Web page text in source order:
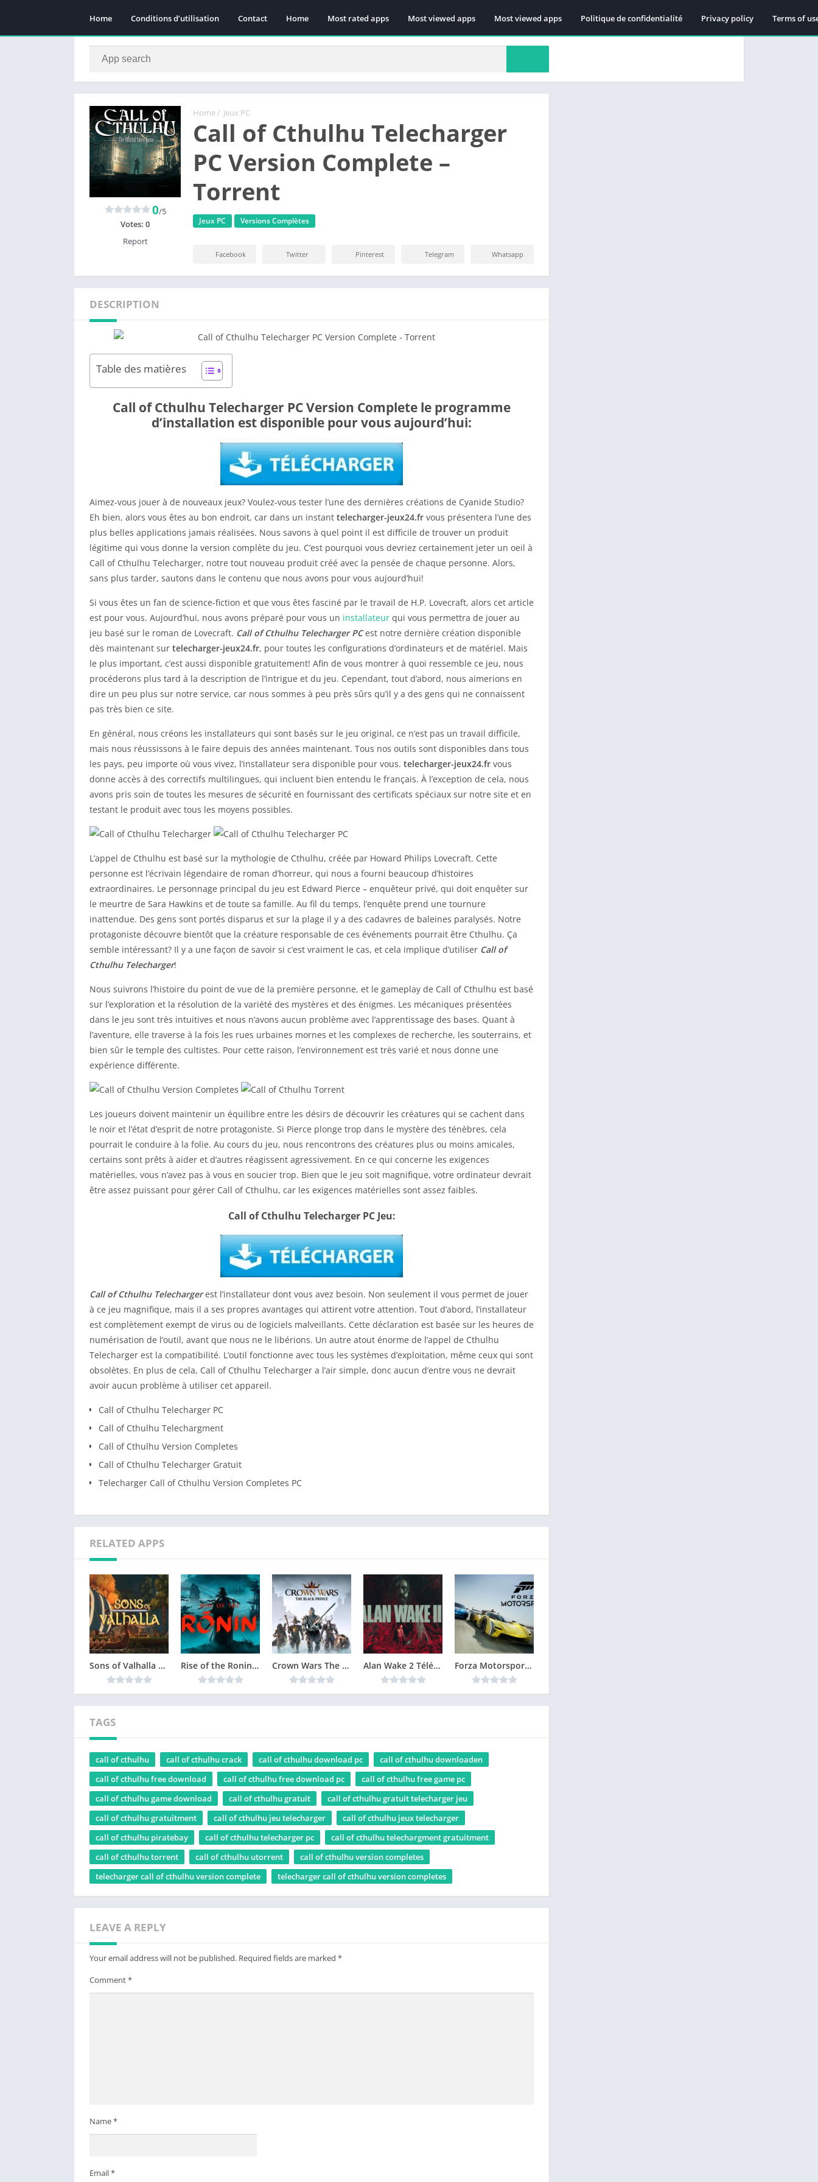
Home Conditions d’utilisation Contact Home Most rated apps Most viewed apps Most viewed apps Politique de confidentialité Privacy policy Terms of
Home / Jeux PC
Call of Cthulhu Telecharger
PC Version Complete –
Torrent
Jeux PC Versions Complètes
0/5
Votes: 0
Report
Facebook Twitter Pinterest Telegram Whatsapp
DESCRIPTION
Table des matières
Call of Cthulhu Telecharger PC Version Complete le programme
d’installation est disponible pour vous aujourd’hui:
Aimez-vous jouer à de nouveaux jeux? Voulez-vous tester l’une des dernières créations de Cyanide Studio?
Eh bien, alors vous êtes au bon endroit, car dans un instant telecharger-jeux24.fr vous présentera l’une des
plus belles applications jamais réalisées. Nous savons à quel point il est difficile de trouver un produit
légitime qui vous donne la version complète du jeu. C’est pourquoi vous devriez certainement jeter un oeil à
Call of Cthulhu Telecharger, notre tout nouveau produit créé avec la pensée de chaque personne. Alors,
sans plus tarder, sautons dans le contenu que nous avons pour vous aujourd’hui!
Si vous êtes un fan de science-fiction et que vous êtes fasciné par le travail de H.P. Lovecraft, alors cet article
est pour vous. Aujourd’hui, nous avons préparé pour vous un installateur qui vous permettra de jouer au
jeu basé sur le roman de Lovecraft. Call of Cthulhu Telecharger PCest notre dernière création disponible
dès maintenant sur telecharger-jeux24.fr, pour toutes les configurations d’ordinateurs et de matériel. Mais
le plus important, c’est aussi disponible gratuitement! Afin de vous montrer à quoi ressemble ce jeu, nous
procéderons plus tard à la description de l’intrigue et du jeu. Cependant, tout d’abord, nous aimerions en
dire un peu plus sur notre service, car nous sommes à peu près sûrs qu’il y a des gens qui ne connaissent
pas très bien ce site.
En général, nous créons les installateurs qui sont basés sur le jeu original, ce n’est pas un travail difficile,
mais nous réussissons à le faire depuis des années maintenant. Tous nos outils sont disponibles dans tous
les pays, peu importe où vous vivez, l’installateur sera disponible pour vous. telecharger-jeux24.fr vous
donne accès à des correctifs multilingues, qui incluent bien entendu le français. À l’exception de cela, nous
avons pris soin de toutes les mesures de sécurité en fournissant des certificats spéciaux sur notre site et en
testant le produit avec tous les moyens possibles.
L’appel de Cthulhu est basé sur la mythologie de Cthulhu, créée par Howard Philips Lovecraft. Cette
personne est l’écrivain légendaire de roman d’horreur, qui nous a fourni beaucoup d’histoires
extraordinaires. Le personnage principal du jeu est Edward Pierce – enquêteur privé, qui doit enquêter sur
le meurtre de Sara Hawkins et de toute sa famille. Au fil du temps, l’enquête prend une tournure
inattendue. Des gens sont portés disparus et sur la plage il y a des cadavres de baleines paralysés. Notre
protagoniste découvre bientôt que la créature responsable de ces événements pourrait être Cthulhu. Ça
semble intéressant? Il y a une façon de savoir si c’est vraiment le cas, et cela implique d’utiliser Call of
Cthulhu Telecharger!
Nous suivrons l’histoire du point de vue de la première personne, et le gameplay de Call of Cthulhu est basé
sur l’exploration et la résolution de la variété des mystères et des énigmes. Les mécaniques présentées
dans le jeu sont très intuitives et nous n’avons aucun problème avec l’apprentissage des bases. Quant à
l’aventure, elle traverse à la fois les rues urbaines mornes et les complexes de recherche, les souterrains, et
bien sûr le temple des cultistes. Pour cette raison, l’environnement est très varié et nous donne une
expérience différente.
Les joueurs doivent maintenir un équilibre entre les désirs de découvrir les créatures qui se cachent dans
le noir et l’état d’esprit de notre protagoniste. Si Pierce plonge trop dans le mystère des ténèbres, cela
pourrait le conduire à la folie. Au cours du jeu, nous rencontrons des créatures plus ou moins amicales,
certains sont prêts à aider et d’autres réagissent agressivement. En ce qui concerne les exigences
matérielles, vous n’avez pas à vous en soucier trop. Bien que le jeu soit magnifique, votre ordinateur devrait
être assez puissant pour gérer Call of Cthulhu, car les exigences matérielles sont assez faibles.
Call of Cthulhu Telecharger PC Jeu:
Call of Cthulhu Telechargerest l’installateur dont vous avez besoin. Non seulement il vous permet de jouer
à ce jeu magnifique, mais il a ses propres avantages qui attirent votre attention. Tout d’abord, l’installateur
est complètement exempt de virus ou de logiciels malveillants. Cette déclaration est basée sur les heures de
numérisation de l’outil, avant que nous ne le libérions. Un autre atout énorme de l’appel de Cthulhu
Telecharger est la compatibilité. L’outil fonctionne avec tous les systèmes d’exploitation, même ceux qui sont
obsolètes. En plus de cela, Call of Cthulhu Telecharger a l’air simple, donc aucun d’entre vous ne devrait
avoir aucun problème à utiliser cet appareil.
Call of Cthulhu Telecharger PC
Call of Cthulhu Telechargment
Call of Cthulhu Version Completes
Call of Cthulhu Telecharger Gratuit
Telecharger Call of Cthulhu Version Completes PC
RELATED APPS
Sons of Valhalla Version Complète jeu pour PC Rise of the Ronin Version Complète jeu pour PC Crown Wars The Black Prince Version Complète jeu pour PC Alan Wake 2 Télécharger Gratuit Jeu PC Forza Motorsport 8 Télécharger PC Gratuit
TAGS
call of cthulhu call of cthulhu crack call of cthulhu download pc
call of cthulhu downloaden
call of cthulhu free download
call of cthulhu free download pc
call of cthulhu free game pc
call of cthulhu game download
call of cthulhu gratuit
call of cthulhu gratuit telecharger jeu
call of cthulhu gratuitment
call of cthulhu jeu telecharger
call of cthulhu jeux telecharger
call of cthulhu piratebay
call of cthulhu telecharger pc
call of cthulhu telechargment gratuitment
call of cthulhu torrent
call of cthulhu utorrent
call of cthulhu version completes
telecharger call of cthulhu version complete
telecharger call of cthulhu version completes
LEAVE A REPLY
Your email address will not be published. Required fields are marked *
Comment*
Name*
Email*